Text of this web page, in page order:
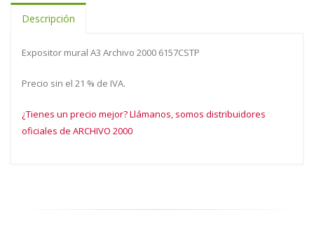
Descripción
Expositor mural A3 Archivo 2000 6157CSTP
Precio sin el 21 % de IVA.
¿Tienes un precio mejor? Llámanos, somos distribuidores
oficiales de ARCHIVO 2000